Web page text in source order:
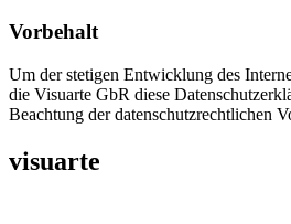
Vorbehalt
Um der stetigen Entwicklung des
die Visuarte GbR diese
Beachtung der datenschutzrechtlichen
visuarte